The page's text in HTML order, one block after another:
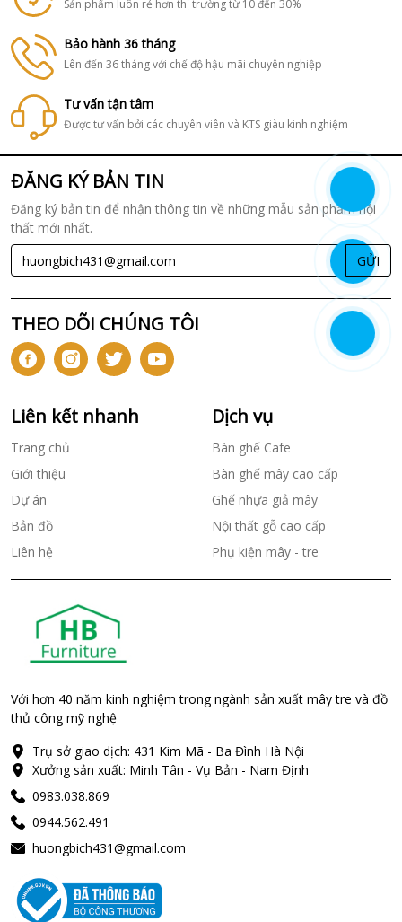
Sản phẩm luôn rẻ hơn thị trường từ 10 đến 30%
Bảo hành 36 tháng
Lên đến 36 tháng với chế độ hậu mãi chuyên nghiệp
Tư vấn tận tâm
Được tư vấn bởi các chuyên viên và KTS giàu kinh nghiệm
ĐĂNG KÝ BẢN TIN
Đăng ký bản tin để nhận thông tin về những mẫu sản phẩm nội
thất mới nhất.
GỬI
THEO DÕI CHÚNG TÔI
Liên kết nhanh
Trang chủ
Giới thiệu
Dự án
Bản đồ
Liên hệ
Dịch vụ
Bàn ghế Cafe
Bàn ghế mây cao cấp
Ghế nhựa giả mây
Nội thất gỗ cao cấp
Phụ kiện mây - tre
Với hơn 40 năm kinh nghiệm trong ngành sản xuất mây tre và đồ
thủ công mỹ nghệ
Trụ sở giao dịch: 431 Kim Mã - Ba Đình Hà Nội
Xưởng sản xuất: Minh Tân - Vụ Bản - Nam Định
0983.038.869
0944.562.491
huongbich431@gmail.com